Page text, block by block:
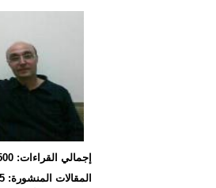
إجمالي القراءات: 3,389,500
المقالات المنشورة: 345